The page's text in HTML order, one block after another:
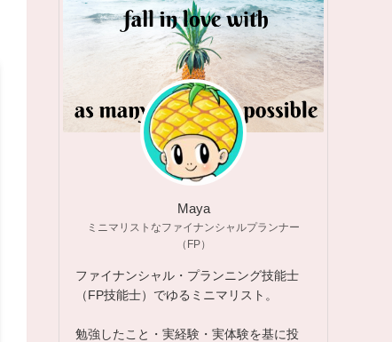
Maya
ミニマリストなファイナンシャルプランナー
（FP）
ファイナンシャル・プランニング技能士
（FP技能士）でゆるミニマリスト。
勉強したこと・実経験・実体験を基に投